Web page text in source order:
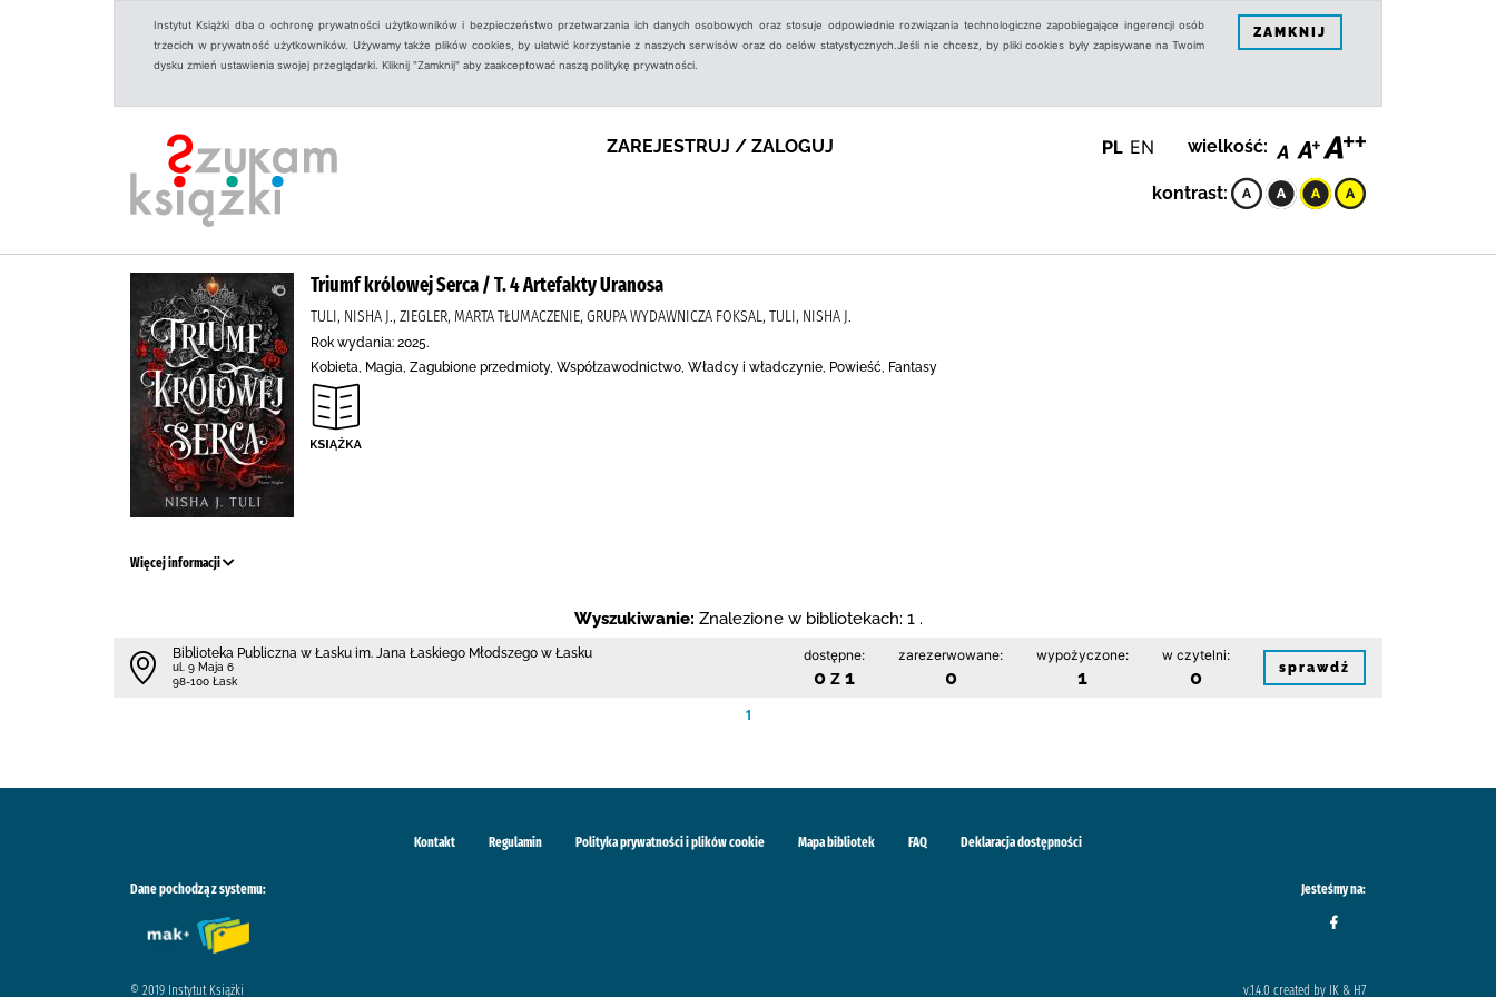
Instytut Książki dba o ochronę prywatności użytkowników i bezpieczeństwo przetwarzania ich danych osobowych oraz stosuje odpowiednie rozwiązania technologiczne zapobiegające ingerencji osób
trzecich w prywatność użytkowników. Używamy także plików cookies, by ułatwić korzystanie z naszych serwisów oraz do celów statystycznych.Jeśli nie chcesz, by pliki cookies były zapisywane na Twoim
dysku zmień ustawienia swojej przeglądarki. Kliknij "Zamknij" aby zaakceptować naszą politykę prywatności.
ZAMKNIJ
ZAREJESTRUJ / ZALOGUJ PL EN wielkość:
kontrast:
Triumf królowej Serca / T. 4 Artefakty Uranosa
TULI, NISHA J., ZIEGLER, MARTA TŁUMACZENIE, GRUPA WYDAWNICZA FOKSAL, TULI, NISHA J.
Rok wydania: 2025.
Kobieta, Magia, Zagubione przedmioty, Współzawodnictwo, Władcy i władczynie, Powieść, Fantasy
Więcej informacji
Wyszukiwanie: Znalezione w bibliotekach: 1 .
Biblioteka Publiczna w Łasku im. Jana Łaskiego Młodszego w Łasku
ul. 9 Maja 6
98-100 Łask
dostępne:
0 z 1
zarezerwowane:
0
wypożyczone:
1
w czytelni:
0 sprawdź
1
Kontakt Regulamin Polityka prywatności i plików cookie Mapa bibliotek FAQ Deklaracja dostępności
Dane pochodzą z systemu: Jesteśmy na:
© 2019 Instytut Książki v.1.4.0 created by IK & H7